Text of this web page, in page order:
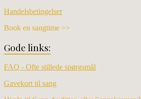
Handelsbetingelser
Book en sangtime >>
Gode links:
FAQ - Ofte stillede spørgsmål
Gavekort til sang